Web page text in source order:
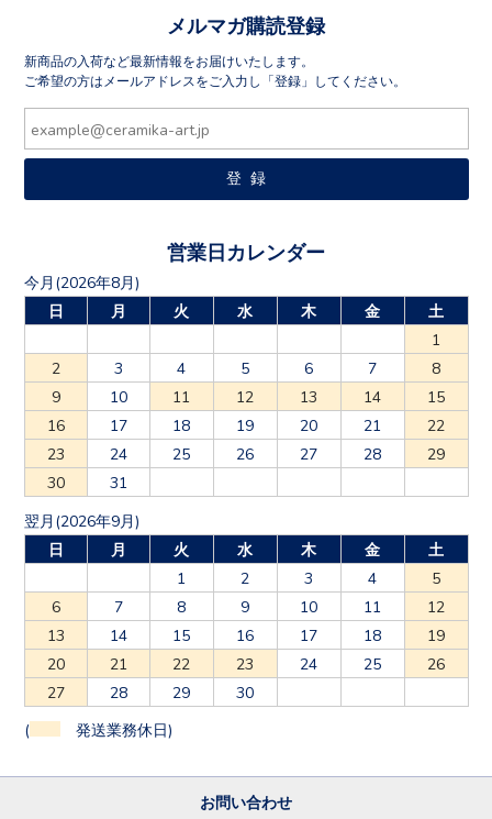
メルマガ購読登録
新商品の入荷など最新情報をお届けいたします。
ご希望の方はメールアドレスをご入力し「登録」してください。
営業日カレンダー
今月(2026年8月)
日
月 火 水 木 金
土
1
2
3 4 5 6 7
8
9
10 11 12 13 14
15
16
17 18 19 20 21
22
23
24 25 26 27 28
29
30
31
翌月(2026年9月)
日
月 火 水 木 金
土
1
2 3 4
5
6
7 8 9 10 11
12
13
14 15 16 17 18
19
20
21 22 23 24 25
26
27
28 29 30
( 発送業務休日)
お問い合わせ